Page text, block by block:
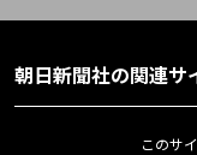
朝日新聞社の関連サ
このサ